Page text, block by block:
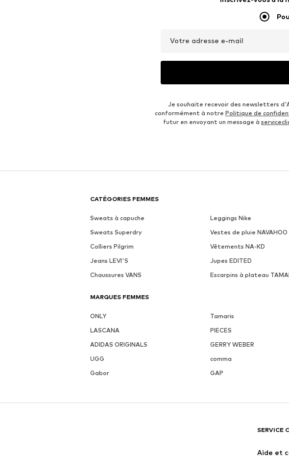
Votre adresse e-mail
Je souhaite recevoir des newsletters
conformément à notre Politique de
futur en envoyant un message à
CATÉGORIES FEMMES
Sweats à capuche Leggings Nike
Sweats Superdry
Vestes de pluie NAVAHOO
Colliers Pilgrim
Vêtements NA-KD
Jeans LEVI'S
Jupes EDITED
Chaussures VANS
Escarpins à plateau
MARQUES FEMMES
ONLY Tamaris
LASCANA
PIECES
ADIDAS ORIGINALS
GERRY WEBER
UGG
comma
Gabor
GAP
SERVICE
Aide et